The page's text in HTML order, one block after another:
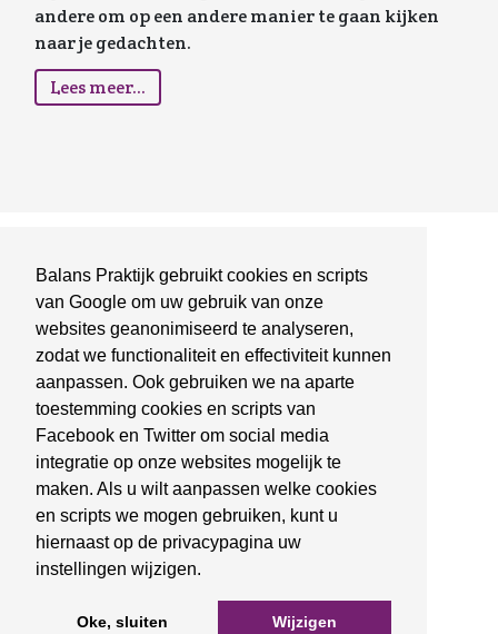
Balans Praktijk gebruikt cookies en scripts
van Google om uw gebruik van onze
websites geanonimiseerd te analyseren,
zodat we functionaliteit en effectiviteit kunnen
aanpassen. Ook gebruiken we na aparte
toestemming cookies en scripts van
Facebook en Twitter om social media
integratie op onze websites mogelijk te
maken. Als u wilt aanpassen welke cookies
en scripts we mogen gebruiken, kunt u
hiernaast op de privacypagina uw
instellingen wijzigen.
Oke, sluiten Wijzigen
andere om op een andere manier te gaan kijken
naar je gedachten.
Lees meer...